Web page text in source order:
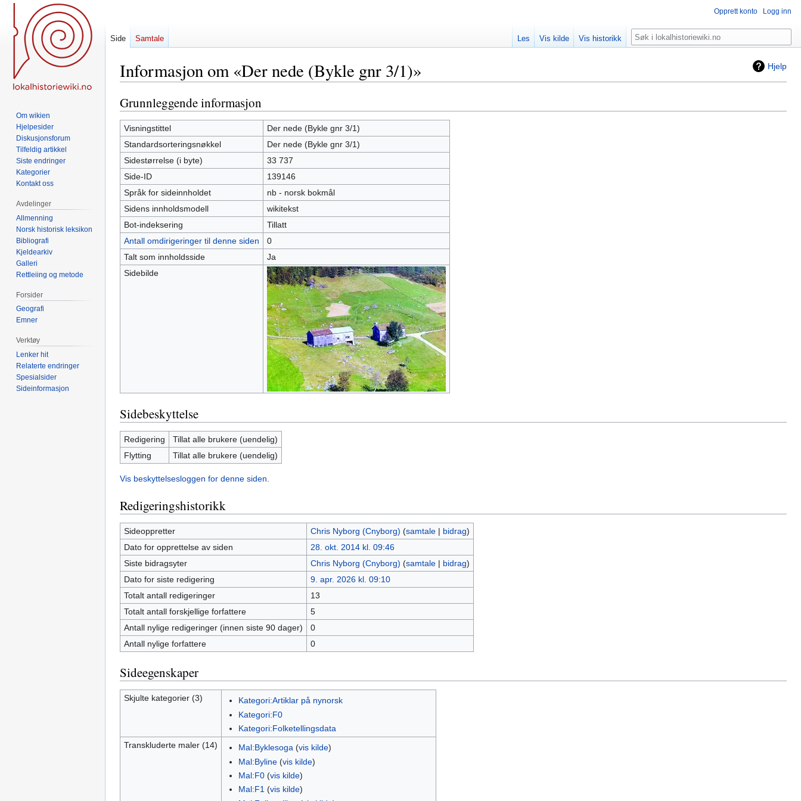
Hjelp
Informasjon om «Der nede (Bykle gnr 3/1)»
Hopp
til
navigering
Hopp
til
søk
Grunnleggende informasjon
Visningstittel
Der nede (Bykle gnr 3/1)
Standardsorteringsnøkkel
Der nede (Bykle gnr 3/1)
Sidestørrelse (i byte)
33 737
Side-ID
139146
Språk for sideinnholdet
nb - norsk bokmål
Sidens innholdsmodell
wikitekst
Bot-indeksering
Tillatt
Antall omdirigeringer til denne siden
0
Talt som innholdsside
Ja
Sidebilde
Sidebeskyttelse
Redigering
Tillat alle brukere (uendelig)
Flytting
Tillat alle brukere (uendelig)
Vis beskyttelsesloggen for denne siden.
Redigeringshistorikk
Sideoppretter Chris Nyborg (Cnyborg) (samtale| bidrag)
Dato for opprettelse av siden
28. okt. 2014 kl. 09:46
Siste bidragsyter
Chris Nyborg (Cnyborg) (samtale| bidrag)
Dato for siste redigering
9. apr. 2026 kl. 09:10
Totalt antall redigeringer
13
Totalt antall forskjellige forfattere
5
Antall nylige redigeringer (innen siste 90 dager)
0
Antall nylige forfattere
0
Sideegenskaper
Skjulte kategorier (3)
Kategori:Artiklar på nynorsk
Kategori:F0
Kategori:Folketellingsdata
Transkluderte maler (14)
Mal:Byklesoga (vis kilde)
Mal:Byline(vis kilde)
Mal:F0(vis kilde)
Mal:F1(vis kilde)
Opprett konto Logg inn
Side Samtale Les Vis kilde Vis historikk Søk
Om wikien
Hjelpesider
Diskusjonsforum
Tilfeldig artikkel
Siste endringer
Kategorier
Kontakt oss
Avdelinger
Allmenning
Norsk historisk leksikon
Bibliografi
Kjeldearkiv
Galleri
Rettleiing og metode
Forsider
Geografi
Emner
Verktøy
Lenker hit
Relaterte endringer
Spesialsider
Sideinformasjon